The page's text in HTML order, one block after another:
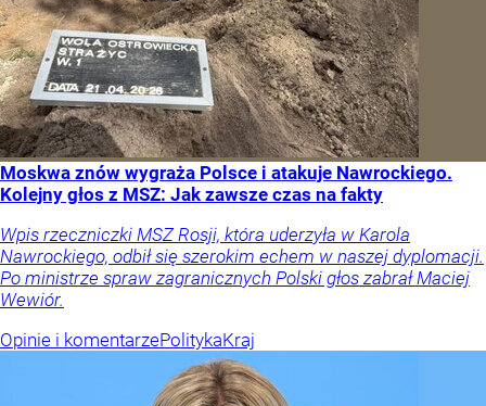
Moskwa znów wygraża Polsce i atakuje Nawrockiego.
Kolejny głos z MSZ: Jak zawsze czas na fakty
Wpis rzeczniczki MSZ Rosji, która uderzyła w Karola
Nawrockiego, odbił się szerokim echem w naszej dyplomacji.
Po ministrze spraw zagranicznych Polski głos zabrał Maciej
Wewiór.
Opinie i komentarzePolitykaKraj